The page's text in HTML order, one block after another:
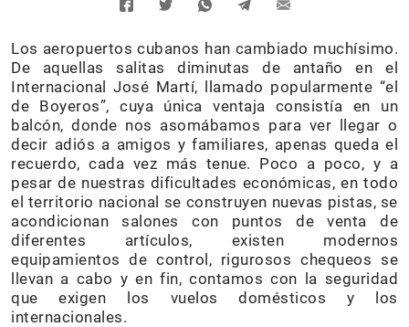
Los aeropuertos cubanos han cambiado muchísimo.
De aquellas salitas diminutas de antaño en el
Internacional José Martí, llamado popularmente “el
de Boyeros”, cuya única ventaja consistía en un
balcón, donde nos asomábamos para ver llegar o
decir adiós a amigos y familiares, apenas queda el
recuerdo, cada vez más tenue. Poco a poco, y a
pesar de nuestras dificultades económicas, en todo
el territorio nacional se construyen nuevas pistas, se
acondicionan salones con puntos de venta de
diferentes artículos, existen modernos
equipamientos de control, rigurosos chequeos se
llevan a cabo y en fin, contamos con la seguridad
que exigen los vuelos domésticos y los
internacionales.